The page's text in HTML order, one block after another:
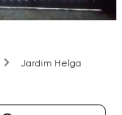
Jardim Helga